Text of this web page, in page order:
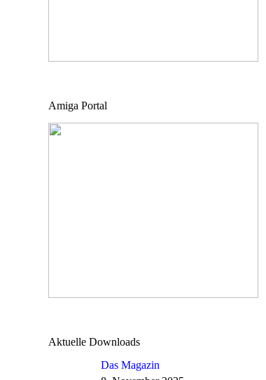
Amiga Portal
Aktuelle Downloads
Das Magazin